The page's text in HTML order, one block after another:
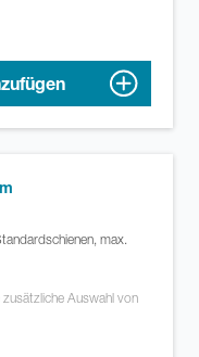
max.
Auswahl von